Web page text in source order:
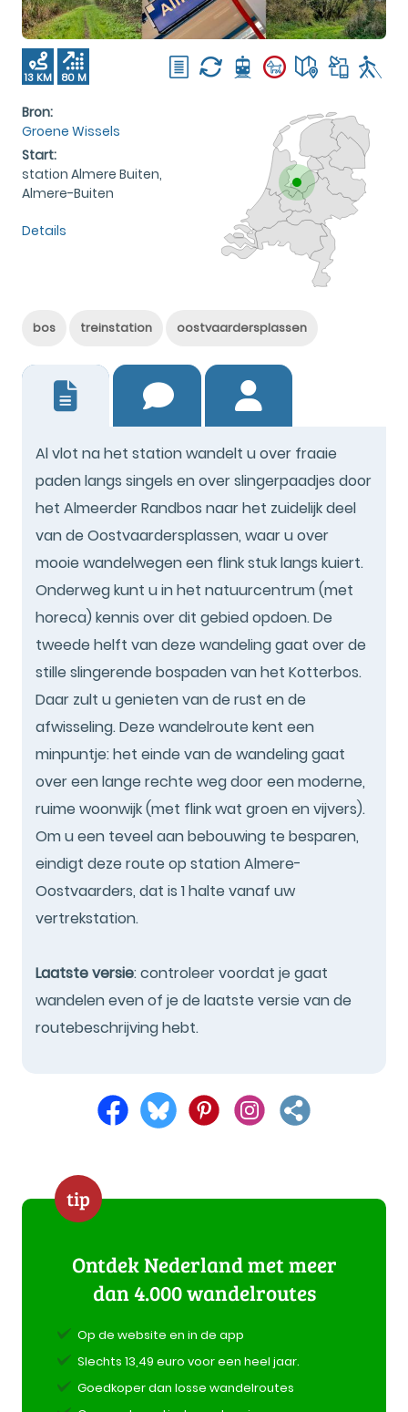
13 KM 80 M
Bron:
Groene Wissels
Start:
station Almere Buiten,
Almere-Buiten
Details
bos treinstation oostvaardersplassen
Al vlot na het station wandelt u over fraaie
paden langs singels en over slingerpaadjes door
het Almeerder Randbos naar het zuidelijk deel
van de Oostvaardersplassen, waar u over
mooie wandelwegen een flink stuk langs kuiert.
Onderweg kunt u in het natuurcentrum (met
horeca) kennis over dit gebied opdoen. De
tweede helft van deze wandeling gaat over de
stille slingerende bospaden van het Kotterbos.
Daar zult u genieten van de rust en de
afwisseling. Deze wandelroute kent een
minpuntje: het einde van de wandeling gaat
over een lange rechte weg door een moderne,
ruime woonwijk (met flink wat groen en vijvers).
Om u een teveel aan bebouwing te besparen,
eindigt deze route op station Almere-
Oostvaarders, dat is 1 halte vanaf uw
vertrekstation.
Laatste versie: controleer voordat je gaat
wandelen even of je de laatste versie van de
routebeschrijving hebt.
tip
Ontdek Nederland met meer
dan 4.000 wandelroutes
Op de website en in de app
Slechts 13,49 euro voor een heel jaar.
Goedkoper dan losse wandelroutes